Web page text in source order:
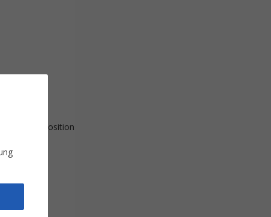
la transposition